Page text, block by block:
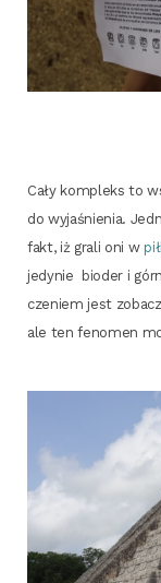
Cały kom­pleks to
do wyja­śnie­nia.
fakt, iż gra­li oni w
jedy­nie bio­der i
cze­niem jest
ale ten feno­men